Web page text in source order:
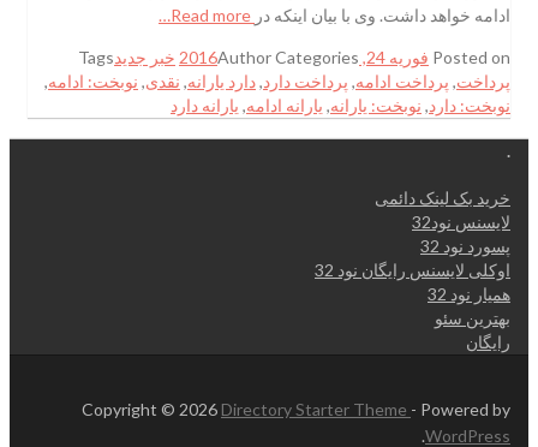
ادامه خواهد داشت. وی با بیان اینکه در
Posted on فوریه 24, 2016 AuthorCategories خبر جدیدTags
پرداخت, پرداخت ادامه, پرداخت دارد,دارد یارانه, نقدی, نوبخت: ادامه,
نوبخت: دارد, نوبخت: یارانه, یارانه ادامه, یارانه دارد
.
خرید بک لینک دائمی
لایسنس نود32
پسورد نود 32
اوکلی لایسنس رایگان نود 32
همیار نود 32
بهترین سئو
رایگان
Copyright © 2026 Directory Starter Theme - Powered by
WordPress
.